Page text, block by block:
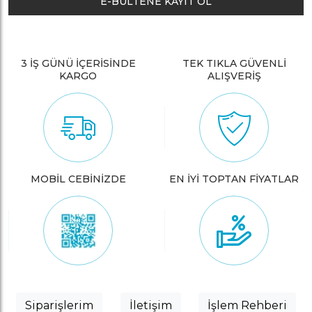
3 İŞ GÜNÜ İÇERİSİNDE
KARGO
TEK TIKLA GÜVENLİ
ALIŞVERİŞ
MOBİL CEBİNİZDE EN İYİ TOPTAN FİYATLAR
Siparişlerim İletişim İşlem Rehberi